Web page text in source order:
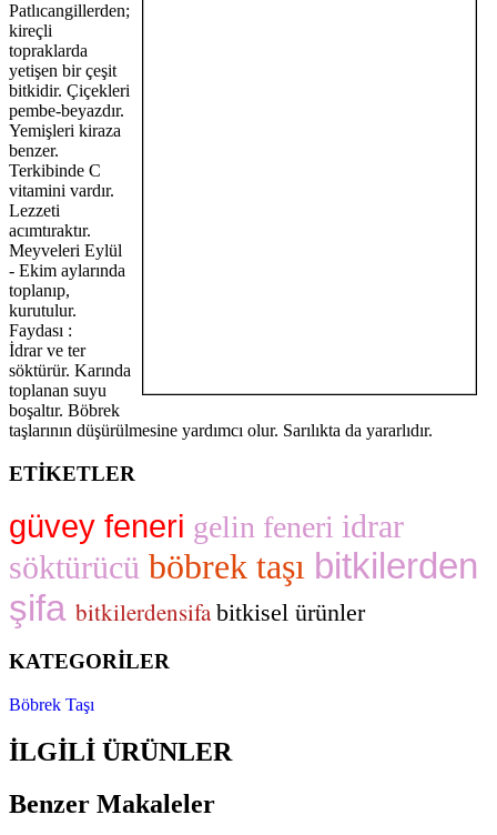
Patlıcangillerden;
kireçli
topraklarda
yetişen bir çeşit
bitkidir. Çiçekleri
pembe-beyazdır.
Yemişleri kiraza
benzer.
Terkibinde C
vitamini vardır.
Lezzeti
acımtıraktır.
Meyveleri Eylül
- Ekim aylarında
toplanıp,
kurutulur.
Faydası :
İdrar ve ter
söktürür. Karında
toplanan suyu
boşaltır. Böbrek
taşlarının düşürülmesine yardımcı olur. Sarılıkta da yararlıdır.
ETİKETLER
güvey feneri gelin feneri idrar
söktürücü böbrek taşı bitkilerden
şifa bitkilerdensifabitkisel ürünler
KATEGORİLER
Böbrek Taşı
İLGİLİ ÜRÜNLER
Benzer Makaleler